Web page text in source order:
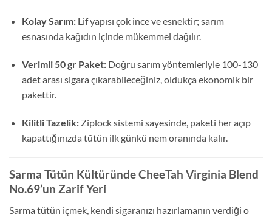
Kolay Sarım:Lif yapısı çok ince ve esnektir; sarım
esnasında kağıdın içinde mükemmel dağılır.
Verimli 50 gr Paket:Doğru sarım yöntemleriyle 100-130
adet arası sigara çıkarabileceğiniz, oldukça ekonomik bir
pakettir.
Kilitli Tazelik:Ziplock sistemi sayesinde, paketi her açıp
kapattığınızda tütün ilk günkü nem oranında kalır.
Sarma Tütün Kültüründe CheeTah Virginia Blend
No.69’un Zarif Yeri
Sarma tütün içmek, kendi sigaranızı hazırlamanın verdiği o